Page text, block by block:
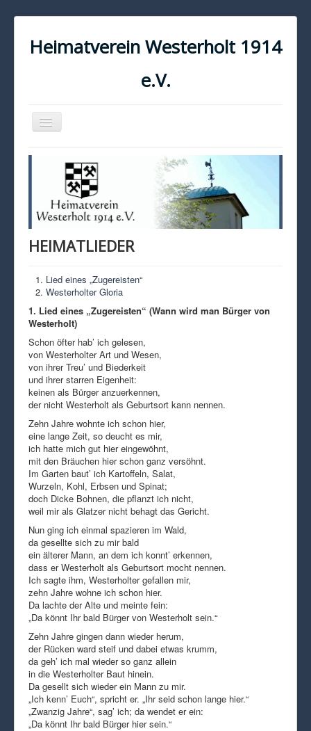
Heimatverein Westerholt 1914
e.V.
Navigation
an/aus
KONTAKT
IMPRESSUM
DATENSCHUTZ
HEIMATLIEDER
Lied eines „Zugereisten“
Westerholter Gloria
1. Lied eines „Zugereisten“ (Wann wird man Bürger von
Westerholt)
Schon öfter hab’ ich gelesen,
von Westerholter Art und Wesen,
von ihrer Treu’ und Biederkeit
und ihrer starren Eigenheit:
keinen als Bürger anzuerkennen,
der nicht Westerholt als Geburtsort kann nennen.
Zehn Jahre wohnte ich schon hier,
eine lange Zeit, so deucht es mir,
ich hatte mich gut hier eingewöhnt,
mit den Bräuchen hier schon ganz versöhnt.
Im Garten baut’ ich Kartoffeln, Salat,
Wurzeln, Kohl, Erbsen und Spinat;
doch Dicke Bohnen, die pflanzt ich nicht,
weil mir als Glatzer nicht behagt das Gericht.
Nun ging ich einmal spazieren im Wald,
da gesellte sich zu mir bald
ein älterer Mann, an dem ich konnt’ erkennen,
dass er Westerholt als Geburtsort mocht nennen.
Ich sagte ihm, Westerholter gefallen mir,
zehn Jahre wohne ich schon hier.
Da lachte der Alte und meinte fein:
„Da könnt Ihr bald Bürger von Westerholt sein.“
Zehn Jahre gingen dann wieder herum,
der Rücken ward steif und dabei etwas krumm,
da geh’ ich mal wieder so ganz allein
in die Westerholter Baut hinein.
Da gesellt sich wieder ein Mann zu mir.
„Ich kenn’ Euch“, spricht er. „Ihr seid schon lange hier.“
„Zwanzig Jahre“, sag’ ich; da wendet er ein:
„Da könnt Ihr bald Bürger hier sein.“